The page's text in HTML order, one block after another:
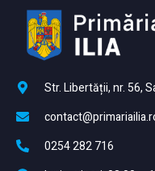
Str. Libertății, nr. 56,
0254 282 716